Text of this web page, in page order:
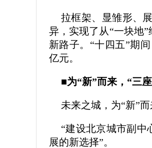
拉框架、显雏形、
异，实现了从“一块地
新路子。“十四五”期
亿元。
■为“新”而来，“三
未来之城，为“新”
“建设北京城市副中
展的新选择”。